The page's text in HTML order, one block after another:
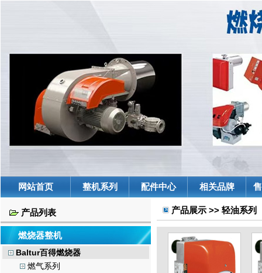
网站首页 整机系列 配件中心 相关品牌
产品列表
燃烧器整机
Baltur百得燃烧器
燃气系列
产品展示 >> 轻油系列